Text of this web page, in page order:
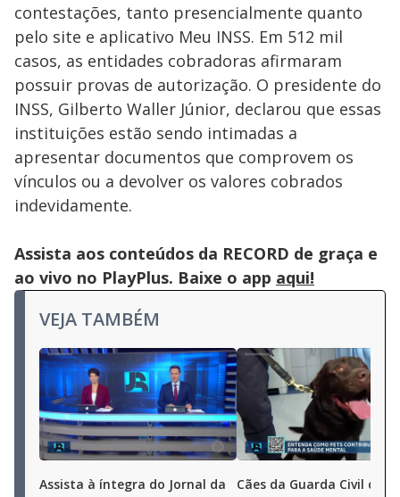
contestações, tanto presencialmente quanto
pelo site e aplicativo Meu INSS. Em 512 mil
casos, as entidades cobradoras afirmaram
possuir provas de autorização. O presidente do
INSS, Gilberto Waller Júnior, declarou que essas
instituições estão sendo intimadas a
apresentar documentos que comprovem os
vínculos ou a devolver os valores cobrados
indevidamente.
Assista aos conteúdos da RECORD de graça e
ao vivo no PlayPlus. Baixe o app aqui!
VEJA TAMBÉM
Assista à íntegra do Jornal da
Cães da Guarda Civil de SP